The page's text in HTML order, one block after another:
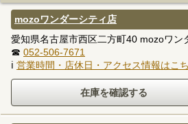
mozoワンダーシティ店
愛知県名古屋市西区二方町40 mozoワン
☎ 052-506-7671
ℹ 営業時間・店休日・アクセス情報はこ